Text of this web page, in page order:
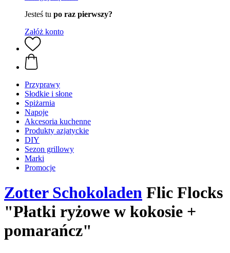
Jesteś tu po raz pierwszy?
Załóż konto
Przyprawy
Słodkie i słone
Spiżarnia
Napoje
Akcesoria kuchenne
Produkty azjatyckie
DIY
Sezon grillowy
Marki
Promocje
Zotter Schokoladen Flic Flocks
"Płatki ryżowe w kokosie +
pomarańcz"